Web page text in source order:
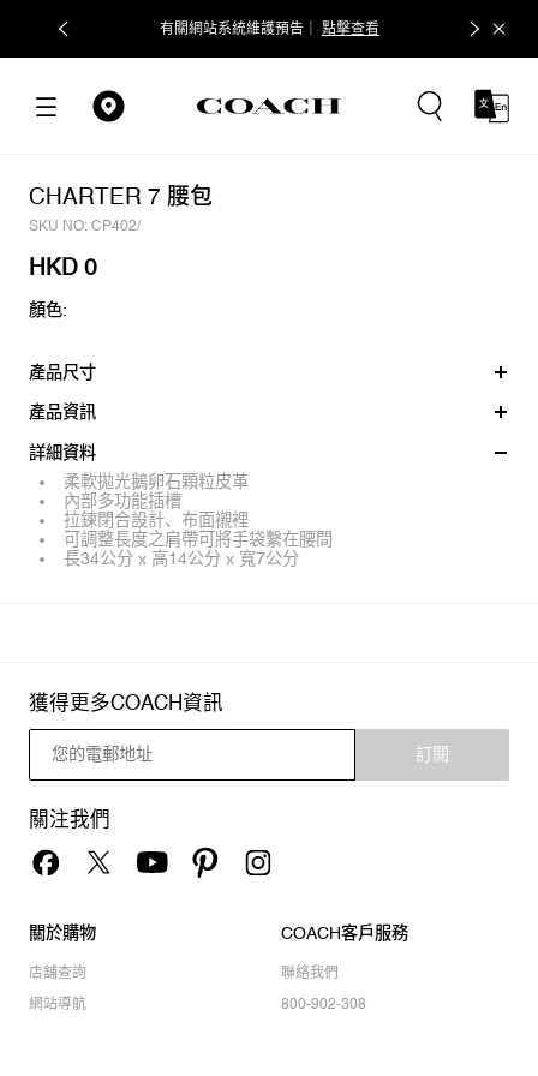
有關網站系統維護預告｜ 點擊查看
CHARTER 7 腰包
SKU NO: CP402/
HKD 0
顏色:
產品尺寸
產品資訊
詳細資料
柔軟拋光鵝卵石顆粒皮革
內部多功能插槽
拉鍊閉合設計、布面襯裡
可調整長度之肩帶可將手袋繫在腰間
長34公分 x 高14公分 x 寬7公分
獲得更多COACH資訊
訂閱
關注我們
關於購物
店舖查詢
網站導航
COACH客戶服務
聯絡我們
800-902-308